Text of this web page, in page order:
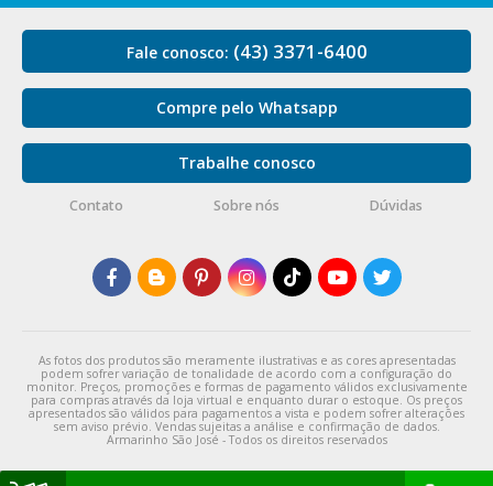
Fale conosco: (43) 3371-6400
Compre pelo Whatsapp
Trabalhe conosco
Contato Sobre nós Dúvidas
As fotos dos produtos são meramente ilustrativas e as cores apresentadas
podem sofrer variação de tonalidade de acordo com a configuração do
monitor. Preços, promoções e formas de pagamento válidos exclusivamente
para compras através da loja virtual e enquanto durar o estoque. Os preços
apresentados são válidos para pagamentos a vista e podem sofrer alterações
sem aviso prévio. Vendas sujeitas a análise e confirmação de dados.
Armarinho São José - Todos os direitos reservados